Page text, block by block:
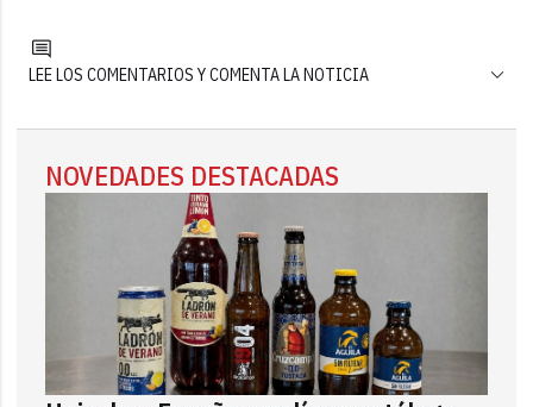
LEE LOS COMENTARIOS Y COMENTA LA NOTICIA
NOVEDADES DESTACADAS